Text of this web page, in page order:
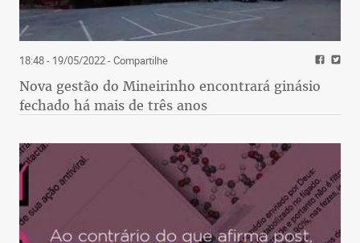
18:48 - 19/05/2022- Compartilhe
Nova gestão do Mineirinho encontrará ginásio
fechado há mais de três anos